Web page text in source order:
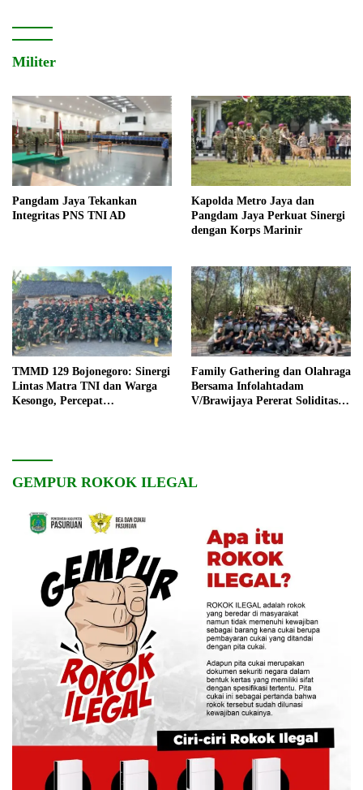
Militer
Pangdam Jaya Tekankan
Integritas PNS TNI AD
Kapolda Metro Jaya dan
Pangdam Jaya Perkuat Sinergi
dengan Korps Marinir
TMMD 129 Bojonegoro: Sinergi
Lintas Matra TNI dan Warga
Kesongo, Percepat
Family Gathering dan Olahraga
Bersama Infolahtadam
V/Brawijaya Pererat Soliditas
GEMPUR ROKOK ILEGAL